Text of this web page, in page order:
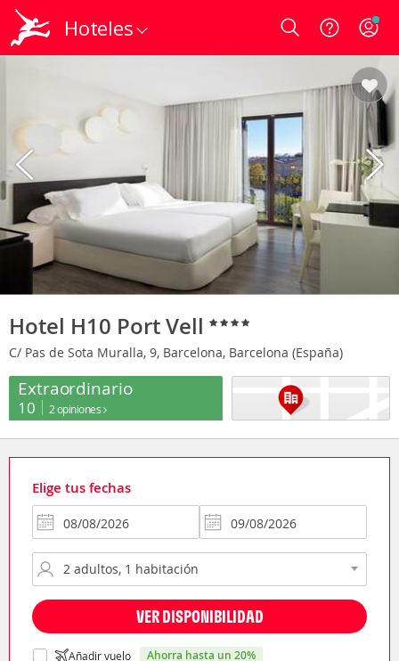
Hoteles Login
Hotel H10 Port Vell
C/ Pas de Sota Muralla, 9, Barcelona, Barcelona (España)
Extraordinario
10 2 opiniones
Elige tus fechas
VER DISPONIBILIDAD
Añadir vuelo ahorra hasta un 20%